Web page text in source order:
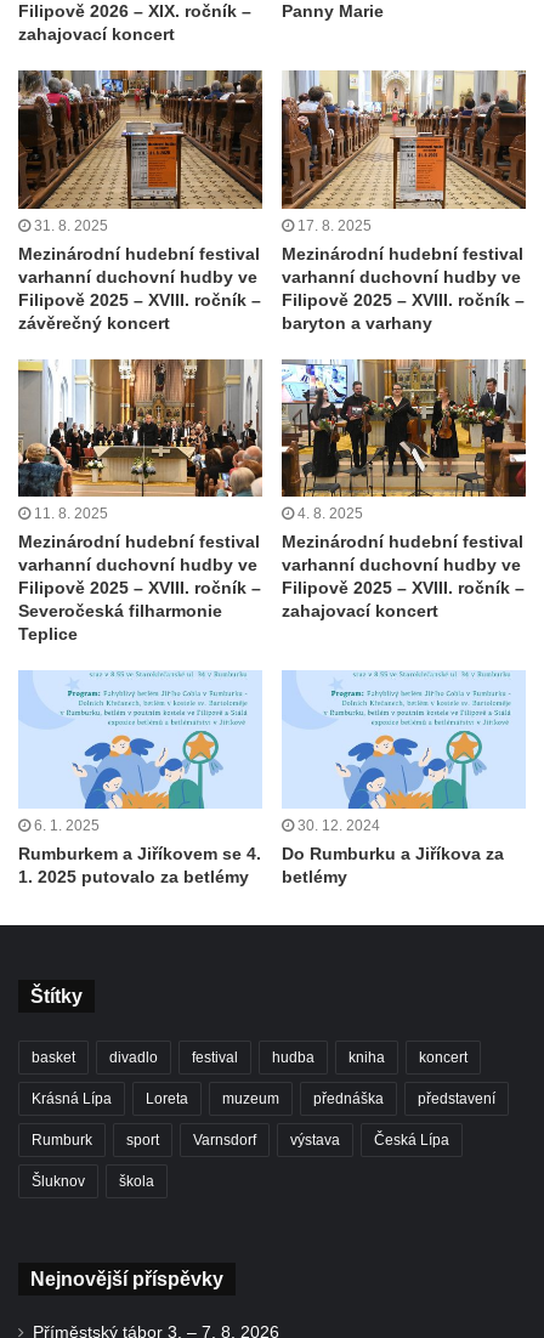
Filipově 2026 – XIX. ročník –
zahajovací koncert
Panny Marie
31. 8. 2025
Mezinárodní hudební festival
varhanní duchovní hudby ve
Filipově 2025 – XVIII. ročník –
závěrečný koncert
17. 8. 2025
Mezinárodní hudební festival
varhanní duchovní hudby ve
Filipově 2025 – XVIII. ročník –
baryton a varhany
11. 8. 2025
Mezinárodní hudební festival
varhanní duchovní hudby ve
Filipově 2025 – XVIII. ročník –
Severočeská filharmonie
Teplice
4. 8. 2025
Mezinárodní hudební festival
varhanní duchovní hudby ve
Filipově 2025 – XVIII. ročník –
zahajovací koncert
6. 1. 2025
Rumburkem a Jiříkovem se 4.
1. 2025 putovalo za betlémy
30. 12. 2024
Do Rumburku a Jiříkova za
betlémy
Štítky
basket divadlo festival hudba kniha koncert
Krásná Lípa Loreta muzeum přednáška představení
Rumburk sport Varnsdorf výstava Česká Lípa
Šluknov škola
Nejnovější příspěvky
Příměstský tábor 3. – 7. 8. 2026